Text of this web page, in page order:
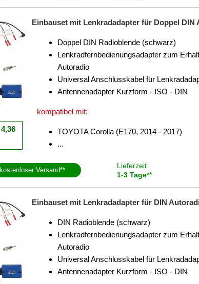
4,36
Einbauset mit Lenkradadapter für Doppel DIN
Doppel DIN Radioblende (schwarz)
Lenkradfernbedienungsadapter zum
Autoradio
Universal Anschlusskabel für
Antennenadapter Kurzform - ISO - DIN
kompatibel mit:
TOYOTA Corolla (E170, 2014 - 2017)
...
kostenloser Versand**
Lieferzeit:
1-3 Tage**
Einbauset mit Lenkradadapter für DIN
DIN Radioblende (schwarz)
Lenkradfernbedienungsadapter zum
Autoradio
Universal Anschlusskabel für
Antennenadapter Kurzform - ISO - DIN